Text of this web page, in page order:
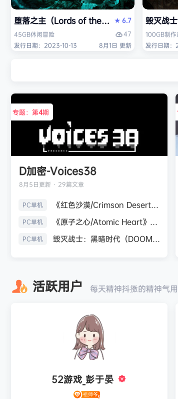
堕落之主（Lords of the Fallen）免安装中文
★ 6.7
45GB休闲冒险
47
发行日期：2023-10-13
8月1日 更新
毁灭战
100GB制作
发行日期
专题：第4期
D加密-Voices38
8月5日更新 · 29篇文章
PC单机 《红色沙漠/Crimson Desert》免安装中文版
PC单机 《原子之心/Atomic Heart》免安装中文版
PC单机 毁灭战士：黑暗时代（DOOM: The Dark Ages）免安装中文版
活跃用户 每天精神抖擞的精神气
52游戏_彭于晏